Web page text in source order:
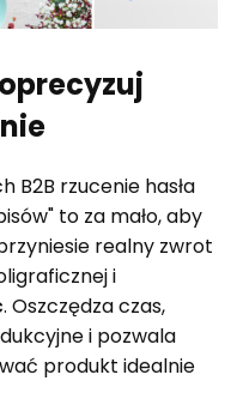
B2B rzucenie hasła
to za mało, aby
realny zwrot
i
. Oszczędza czas,
i pozwala
produkt idealnie